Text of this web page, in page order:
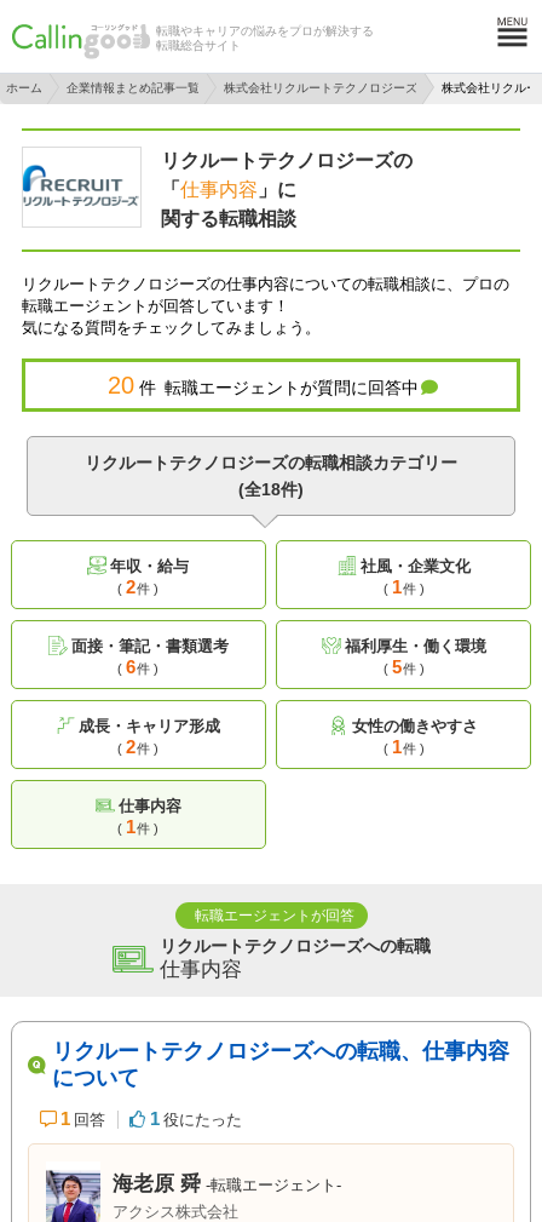
転職やキャリアの悩みをプロが解決する
転職総合サイト
ホーム 企業情報まとめ記事一覧 株式会社リクルートテクノロジーズ 株式会社リクル
リクルートテクノロジーズの
「 仕事内容 」に
関する転職相談
リクルートテクノロジーズの仕事内容についての転職相談に、プロの
転職エージェントが回答しています！
気になる質問をチェックしてみましょう。
20 件 転職エージェントが質問に回答中
リクルートテクノロジーズの転職相談カテゴリー
(全18件)
年収・給与
(2件 )
社風・企業文化
( 1件 )
面接・筆記・書類選考
(6件 )
福利厚生・働く環境
( 5件 )
成長・キャリア形成
(2件 )
女性の働きやすさ
( 1件 )
仕事内容
( 1件 )
転職エージェントが回答
リクルートテクノロジーズへの転職
仕事内容
リクルートテクノロジーズへの転職、仕事内容
について
1 回答 1 役にたった
海老原 舜 -転職エージェント-
アクシス株式会社